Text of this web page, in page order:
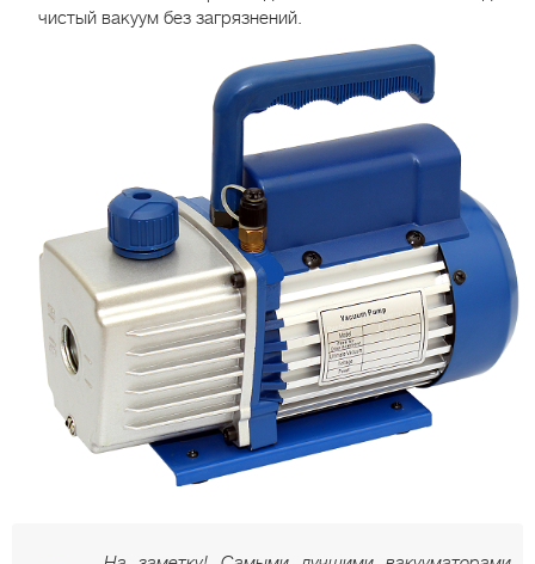
чистый вакуум без загрязнений.